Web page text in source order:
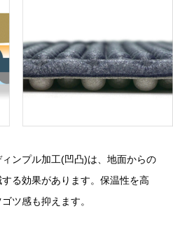
ンプル加工(凹凸)は、地面からの
る効果があります。保温性を高
ツ感も抑えます。